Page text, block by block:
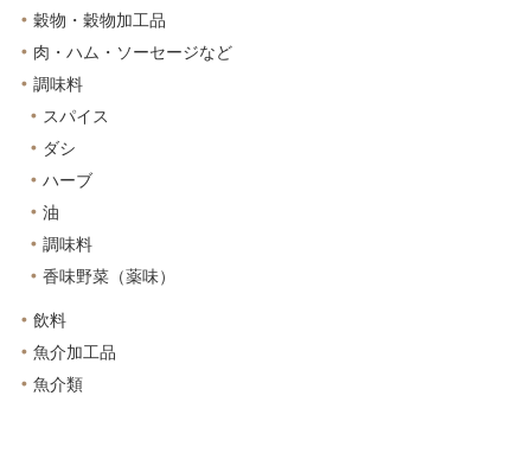
穀物・穀物加工品
肉・ハム・ソーセージなど
調味料
スパイス
ダシ
ハーブ
油
調味料
香味野菜（薬味）
飲料
魚介加工品
魚介類